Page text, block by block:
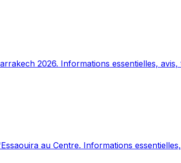
2026. Informations essentielles,
au Centre. Informations